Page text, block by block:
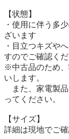
【状態】
・使用に伴う多
ざいます
・目立つキズや
すのでご確認く
※中古品のため
いします。
また、家電製品
ってください。
【サイズ】
詳細は現地でご